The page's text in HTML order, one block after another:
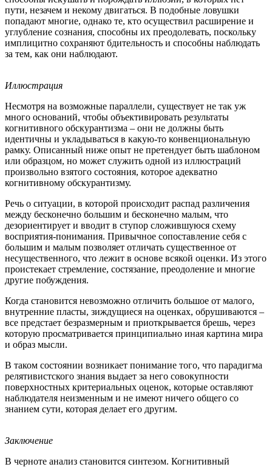
пути, незачем и некому двигаться. В подобные ловушки
попадают многие, однако те, кто осуществил расширение и
углубление сознания, способны их преодолевать, поскольку
имплицитно сохраняют бдительность и способны наблюдать
за тем, как они наблюдают.
Иллюстрация
Несмотря на возможные параллели, существует не так уж
много оснований, чтобы объективировать результаты
когнитивного обскурантизма – они не должны быть
идентичны и укладываться в какую-то конвенциональную
рамку. Описанный ниже опыт не претендует быть шаблоном
или образцом, но может служить одной из иллюстраций
произвольно взятого состояния, которое адекватно
когнитивному обскурантизму.
Речь о ситуации, в которой происходит распад различения
между бесконечно большим и бесконечно малым, что
дезориентирует и вводит в ступор сложившуюся схему
восприятия-понимания. Привычное сопоставление себя с
большим и малым позволяет отличать существенное от
несущественного, что лежит в основе всякой оценки. Из этого
проистекает стремление, состязание, преодоление и многие
другие побуждения.
Когда становится невозможно отличить большое от малого,
внутренние пласты, зиждущиеся на оценках, обрушиваются –
все предстает безразмерным и приоткрывается брешь, через
которую просматривается принципиально иная картина мира
и образ мысли.
В таком состоянии возникает понимание того, что парадигма
релятивистского знания выдает за него совокупности
поверхностных критериальных оценок, которые оставляют
наблюдателя неизменным и не имеют ничего общего со
знанием сути, которая делает его другим.
Заключение
В черноте анализ становится синтезом. Когнитивный